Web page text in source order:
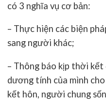
có 3 nghĩa vụ cơ bản:
– Thực hiện các biện
sang người khác;
– Thông báo kịp thời
dương tính của mình
kết hôn, người chung